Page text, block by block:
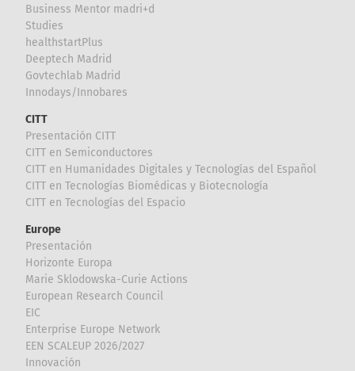
Business Mentor madri+d
Studies
healthstartPlus
Deeptech Madrid
Govtechlab Madrid
Innodays/Innobares
CITT
Presentación CITT
CITT en Semiconductores
CITT en Humanidades Digitales y Tecnologías del Español
CITT en Tecnologías Biomédicas y Biotecnología
CITT en Tecnologías del Espacio
Europe
Presentación
Horizonte Europa
Marie Sklodowska-Curie Actions
European Research Council
EIC
Enterprise Europe Network
EEN SCALEUP 2026/2027
Innovación